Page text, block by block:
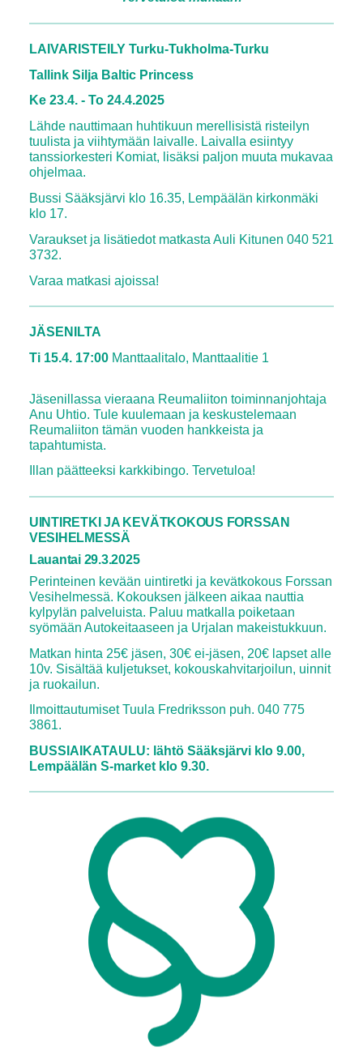
LAIVARISTEILY Turku-Tukholma-Turku
Tallink Silja Baltic Princess
Ke 23.4. - To 24.4.2025
Lähde nauttimaan huhtikuun merellisistä risteilyn
tuulista ja viihtymään laivalle. Laivalla esiintyy
tanssiorkesteri Komiat, lisäksi paljon muuta mukavaa
ohjelmaa.
Bussi Sääksjärvi klo 16.35, Lempäälän kirkonmäki
klo 17.
Varaukset ja lisätiedot matkasta Auli Kitunen 040 521
3732.
Varaa matkasi ajoissa!
JÄSENILTA
Ti 15.4. 17:00 Manttaalitalo, Manttaalitie 1
Jäsenillassa vieraana Reumaliiton toiminnanjohtaja
Anu Uhtio. Tule kuulemaan ja keskustelemaan
Reumaliiton tämän vuoden hankkeista ja
tapahtumista.
Illan päätteeksi karkkibingo. Tervetuloa!
UINTIRETKI JA KEVÄTKOKOUS FORSSAN
VESIHELMESSÄ
Lauantai 29.3.2025
Perinteinen kevään uintiretki ja kevätkokous Forssan
Vesihelmessä. Kokouksen jälkeen aikaa nauttia
kylpylän palveluista. Paluu matkalla poiketaan
syömään Autokeitaaseen ja Urjalan makeistukkuun.
Matkan hinta 25€ jäsen, 30€ ei-jäsen, 20€ lapset alle
10v. Sisältää kuljetukset, kokouskahvitarjoilun, uinnit
ja ruokailun.
Ilmoittautumiset Tuula Fredriksson puh. 040 775
3861.
BUSSIAIKATAULU: lähtö Sääksjärvi klo 9.00,
Lempäälän S-market klo 9.30.